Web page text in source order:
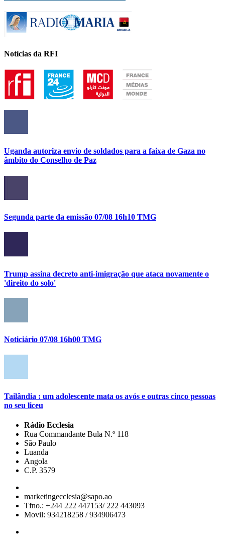
Notícias da RFI
Uganda autoriza envio de soldados para a faixa de Gaza no
âmbito do Conselho de Paz
Segunda parte da emissão 07/08 16h10 TMG
Trump assina decreto anti-imigração que ataca novamente o
'direito do solo'
Noticiário 07/08 16h00 TMG
Tailândia : um adolescente mata os avós e outras cinco pessoas
no seu liceu
Rádio Ecclesia
Rua Commandante Bula N.º 118
São Paulo
Luanda
Angola
C.P. 3579
marketingecclesia@sapo.ao
Tfno.: +244 222 447153/ 222 443093
Movil: 934218258 / 934906473